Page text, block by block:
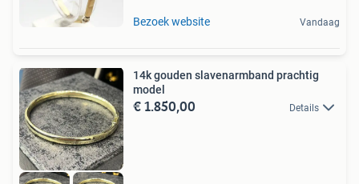
Bezoek website Vandaag
14k gouden slavenarmband prachtig
model
€ 1.850,00 Details